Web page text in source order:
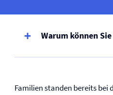
Warum können
Familien standen bereits